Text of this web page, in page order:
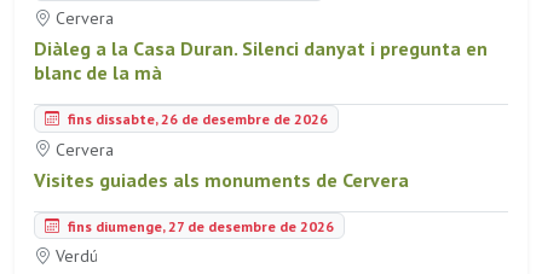
Cervera
Diàleg a la Casa Duran. Silenci danyat i pregunta en
blanc de la mà
fins dissabte, 26 de desembre de 2026
Cervera
Visites guiades als monuments de Cervera
fins diumenge, 27 de desembre de 2026
Verdú